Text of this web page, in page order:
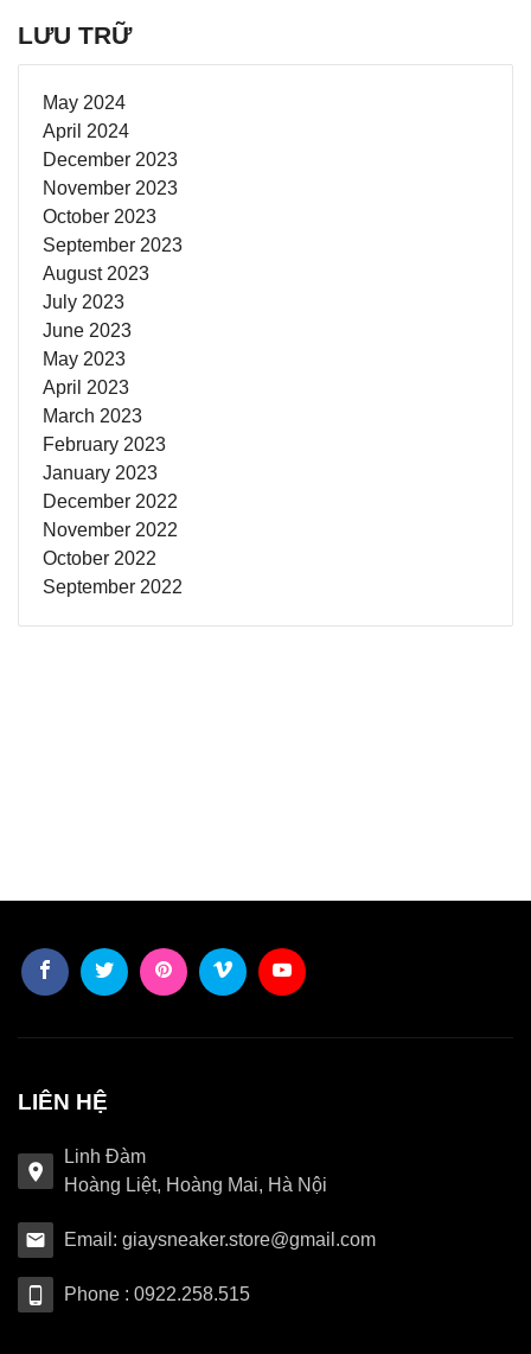
LƯU TRỮ
May 2024
April 2024
December 2023
November 2023
October 2023
September 2023
August 2023
July 2023
June 2023
May 2023
April 2023
March 2023
February 2023
January 2023
December 2022
November 2022
October 2022
September 2022
LIÊN HỆ
Linh Đàm
Hoàng Liệt, Hoàng Mai, Hà Nội
Email: giaysneaker.store@gmail.com
Phone : 0922.258.515